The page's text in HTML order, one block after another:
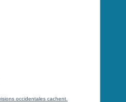
occidentales cachent.